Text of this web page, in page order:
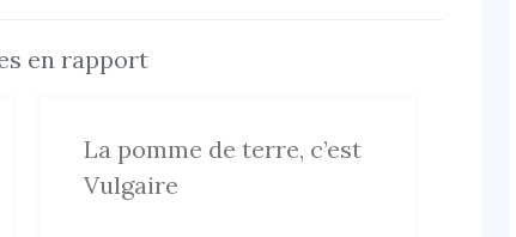
en rapport
La pomme de terre, c’est
Vulgaire